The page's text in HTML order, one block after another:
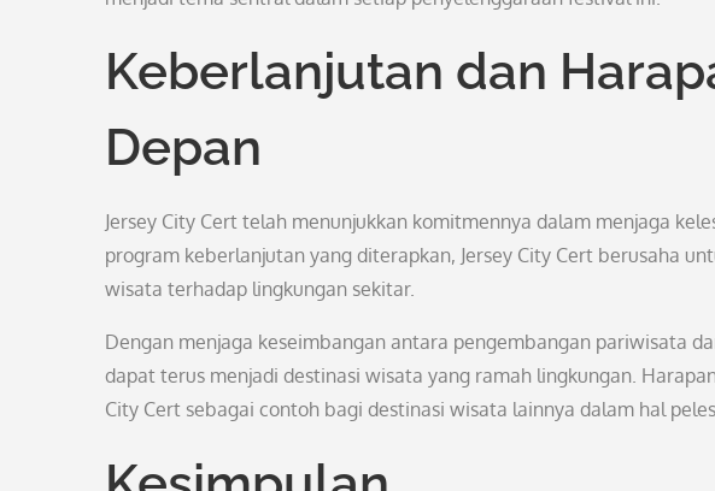
Keberlanjutan dan
Depan
Jersey City Cert telah menunjukkan komitmennya dalam menjaga
program keberlanjutan yang diterapkan, Jersey City Cert berusaha
wisata terhadap lingkungan sekitar.
Dengan menjaga keseimbangan antara pengembangan pariwisata
dapat terus menjadi destinasi wisata yang ramah lingkungan.
City Cert sebagai contoh bagi destinasi wisata lainnya dalam hal